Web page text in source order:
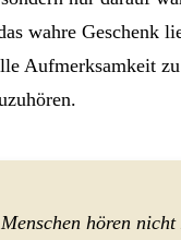
wahre Geschenk
Aufmerksamkeit
hören nicht